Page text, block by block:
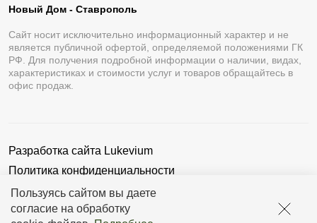
Пользуясь сайтом вы даете
согласие на обработку
Новый Дом - Ставрополь
Сайт носит исключительно информационный характер и не
является публичной офертой, определяемой положениями ГК
РФ. Для получения подробной информации о наличии, видах,
характеристиках и стоимости услуг и товаров обращайтесь в
офис продаж.
Разработка сайта Lukevium
Политика конфиденциальности
Пользовательское соглашение